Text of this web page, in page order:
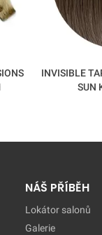
INVISIBLE
SUN
NÁŠ PŘÍBĚH
Lokátor salonů
Galerie